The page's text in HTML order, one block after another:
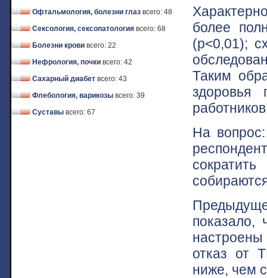
Офтальмология, болезни глаз всего: 48
Сексология, сексопатология всего: 68
Болезни крови всего: 22
Нефрология, почки всего: 42
Сахарный диабет всего: 43
Флебология, варикозы всего: 39
Суставы всего: 67
более
(р<0,01);
Таким
здоровья
На
показало,
отказ от
ниже, чем